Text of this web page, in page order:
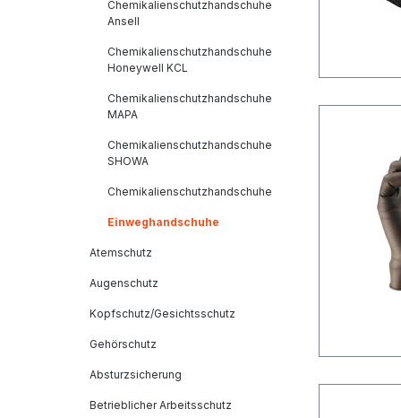
Chemikalienschutzhandschuhe
Ansell
Chemikalienschutzhandschuhe
Honeywell KCL
Chemikalienschutzhandschuhe
MAPA
Chemikalienschutzhandschuhe
SHOWA
Chemikalienschutzhandschuhe
Einweghandschuhe
Atemschutz
Augenschutz
Kopfschutz/Gesichtsschutz
Gehörschutz
Absturzsicherung
Betrieblicher Arbeitsschutz